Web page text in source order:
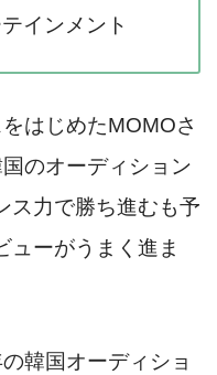
インメント
はじめたMOMOさ
のオーディション
ス力で勝ち進むも予
ューがうまく進ま
韓国オーディショ